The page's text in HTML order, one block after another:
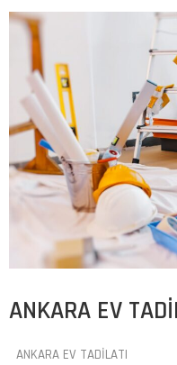
ANKARA EV
ANKARA EV TADILATI